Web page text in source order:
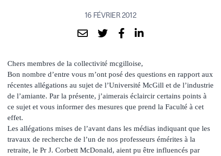
16 FÉVRIER 2012
Chers membres de la collectivité mcgilloise,
Bon nombre d’entre vous m’ont posé des questions en rapport aux
récentes allégations au sujet de l’Université McGill et de l’industrie
de l’amiante. Par la présente, j’aimerais éclaircir certains points à
ce sujet et vous informer des mesures que prend la Faculté à cet
effet.
Les allégations mises de l’avant dans les médias indiquant que les
travaux de recherche de l’un de nos professeurs émérites à la
retraite, le Pr J. Corbett McDonald, aient pu être influencés par